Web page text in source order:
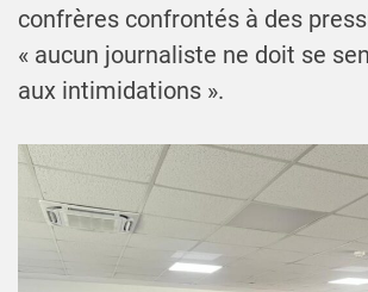
confrères confrontés à des
« aucun journaliste ne doit se
aux intimidations ».